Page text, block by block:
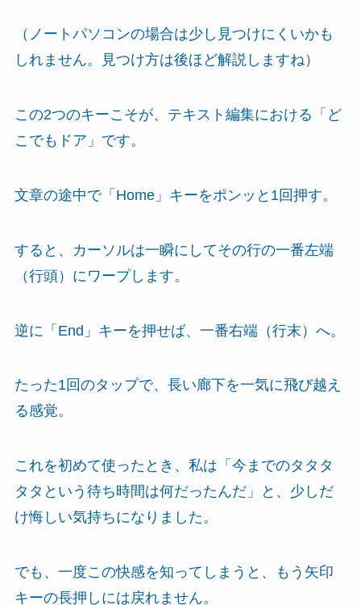
（ノートパソコンの場合は少し見つけにくいかも
しれません。見つけ方は後ほど解説しますね）
この2つのキーこそが、テキスト編集における「ど
こでもドア」です。
文章の途中で「Home」キーをポンッと1回押す。
すると、カーソルは一瞬にしてその行の一番左端
（行頭）にワープします。
逆に「End」キーを押せば、一番右端（行末）へ。
たった1回のタップで、長い廊下を一気に飛び越え
る感覚。
これを初めて使ったとき、私は「今までのタタタ
タタという待ち時間は何だったんだ」と、少しだ
け悔しい気持ちになりました。
でも、一度この快感を知ってしまうと、もう矢印
キーの長押しには戻れません。